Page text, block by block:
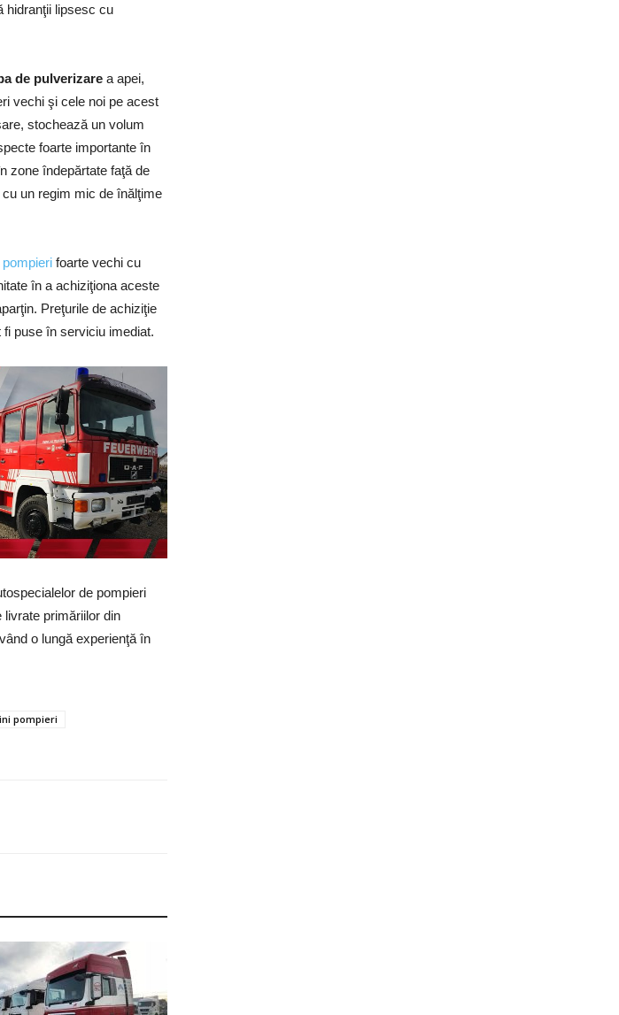
hidranţii lipsesc cu
de pulverizare a apei,
vechi şi cele noi pe acest
stochează un volum
foarte importante în
zone îndepărtate faţă de
un regim mic de înălţime
foarte vechi cu
în a achiziţiona aceste
Preţurile de achiziţie
puse în serviciu imediat.
de pompieri
primăriilor din
o lungă experienţă în
pompieri